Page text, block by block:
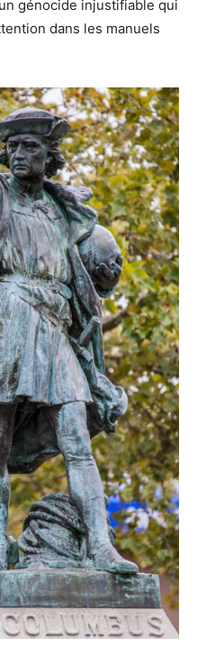
génocide injustifiable qui
dans les manuels